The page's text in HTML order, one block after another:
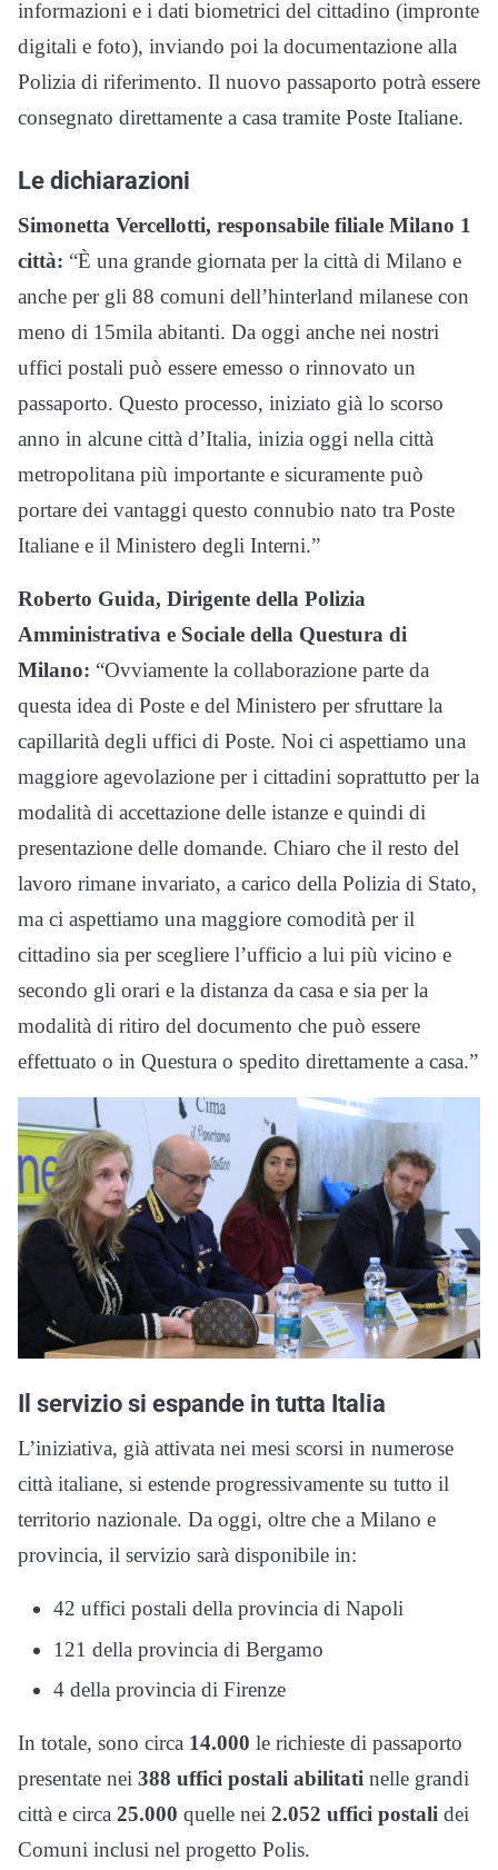
informazioni e i dati biometrici del cittadino (impronte
digitali e foto), inviando poi la documentazione alla
Polizia di riferimento. Il nuovo passaporto potrà essere
consegnato direttamente a casa tramite Poste Italiane.
Le dichiarazioni
Simonetta Vercellotti, responsabile filiale Milano 1
città: “È una grande giornata per la città di Milano e
anche per gli 88 comuni dell’hinterland milanese con
meno di 15mila abitanti. Da oggi anche nei nostri
uffici postali può essere emesso o rinnovato un
passaporto. Questo processo, iniziato già lo scorso
anno in alcune città d’Italia, inizia oggi nella città
metropolitana più importante e sicuramente può
portare dei vantaggi questo connubio nato tra Poste
Italiane e il Ministero degli Interni.”
Roberto Guida, Dirigente della Polizia
Amministrativa e Sociale della Questura di
Milano: “Ovviamente la collaborazione parte da
questa idea di Poste e del Ministero per sfruttare la
capillarità degli uffici di Poste. Noi ci aspettiamo una
maggiore agevolazione per i cittadini soprattutto per la
modalità di accettazione delle istanze e quindi di
presentazione delle domande. Chiaro che il resto del
lavoro rimane invariato, a carico della Polizia di Stato,
ma ci aspettiamo una maggiore comodità per il
cittadino sia per scegliere l’ufficio a lui più vicino e
secondo gli orari e la distanza da casa e sia per la
modalità di ritiro del documento che può essere
effettuato o in Questura o spedito direttamente a casa.”
Il servizio si espande in tutta Italia
L’iniziativa, già attivata nei mesi scorsi in numerose
città italiane, si estende progressivamente su tutto il
territorio nazionale. Da oggi, oltre che a Milano e
provincia, il servizio sarà disponibile in:
42 uffici postali della provincia di Napoli
121 della provincia di Bergamo
4 della provincia di Firenze
In totale, sono circa 14.000 le richieste di passaporto
presentate nei 388 uffici postali abilitati nelle grandi
città e circa 25.000 quelle nei 2.052 uffici postali dei
Comuni inclusi nel progetto Polis.